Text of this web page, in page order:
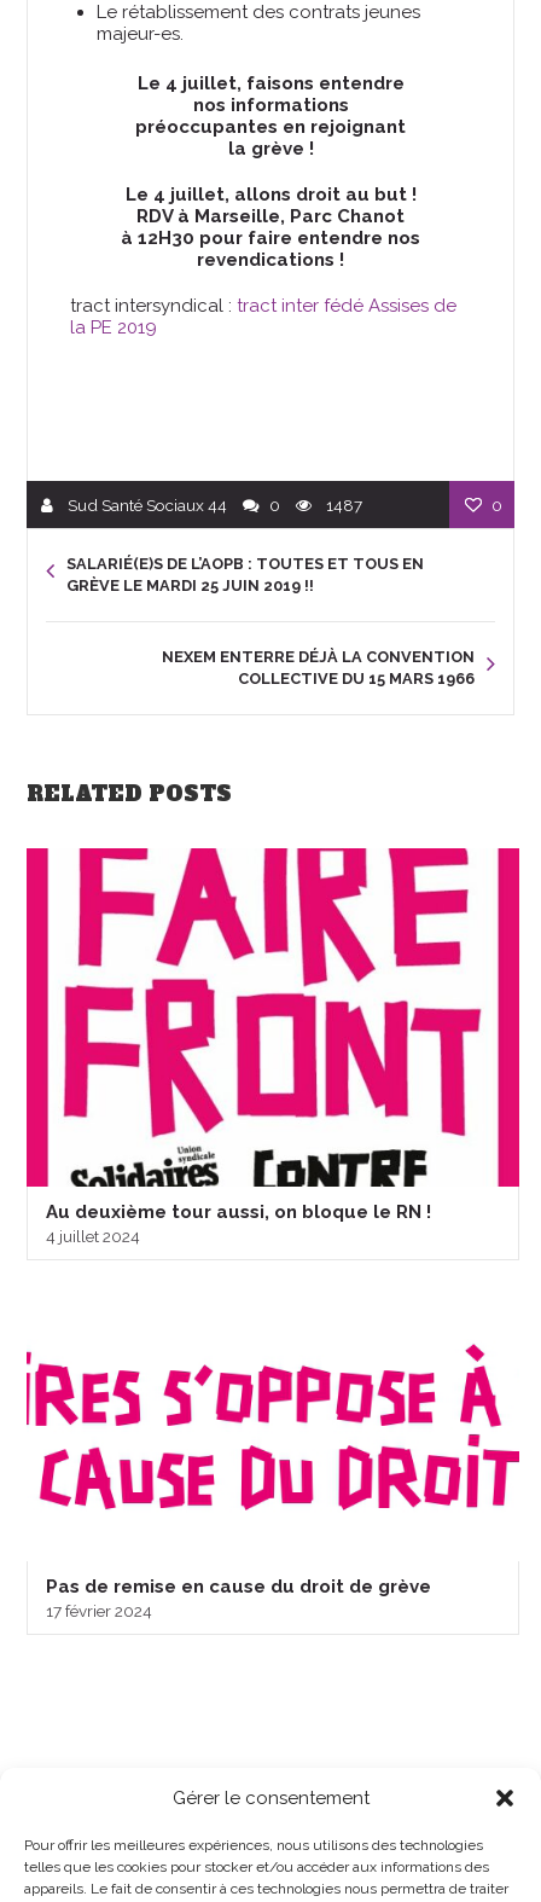
Gérer le consentement
Pour offrir les meilleures expériences, nous utilisons des technologies
telles que les cookies pour stocker et/ou accéder aux informations des
appareils. Le fait de consentir à ces technologies nous permettra de traiter
Le rétablissement des contrats jeunes
majeur-es.
Le 4 juillet, faisons entendre
nos informations
préoccupantes en rejoignant
la grève !
Le 4 juillet, allons droit au but !
RDV à Marseille, Parc Chanot
à 12H30 pour faire entendre nos
revendications !
tract intersyndical :tract inter fédé Assises de
la PE 2019
Sud Santé Sociaux 44 0 1487 0
SALARIÉ(E)S DE L’AOPB : TOUTES ET TOUS EN
GRÈVE LE MARDI 25 JUIN 2019 !!
NEXEM ENTERRE DÉJÀ LA CONVENTION
COLLECTIVE DU 15 MARS 1966
RELATED POSTS
Au deuxième tour aussi, on bloque le RN !
4 juillet 2024
Pas de remise en cause du droit de grève
17 février 2024